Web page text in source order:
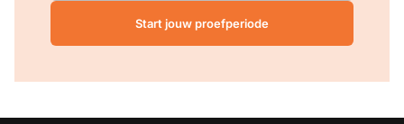
Start jouw proefperiode